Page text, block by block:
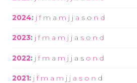
2024: j f m a m j j a s o n d
2023: j f m a m j j a s o n d
2022: j f m a m j j a s o n d
2021: j f m a m j j a s o n d